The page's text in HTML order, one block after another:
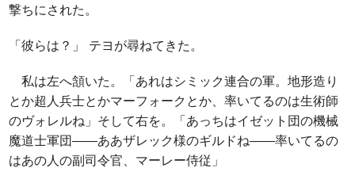
撃ちにされた。
「彼らは？」 テヨが尋ねてきた。
私は左へ頷いた。「あれはシミック連合の軍。地形造り
とか超人兵士とかマーフォークとか、率いてるのは生術師
のヴォレルね」そして右を。「あっちはイゼット団の機械
魔道士軍団――ああザレック様のギルドね――率いてるの
はあの人の副司令官、マーレー侍従」